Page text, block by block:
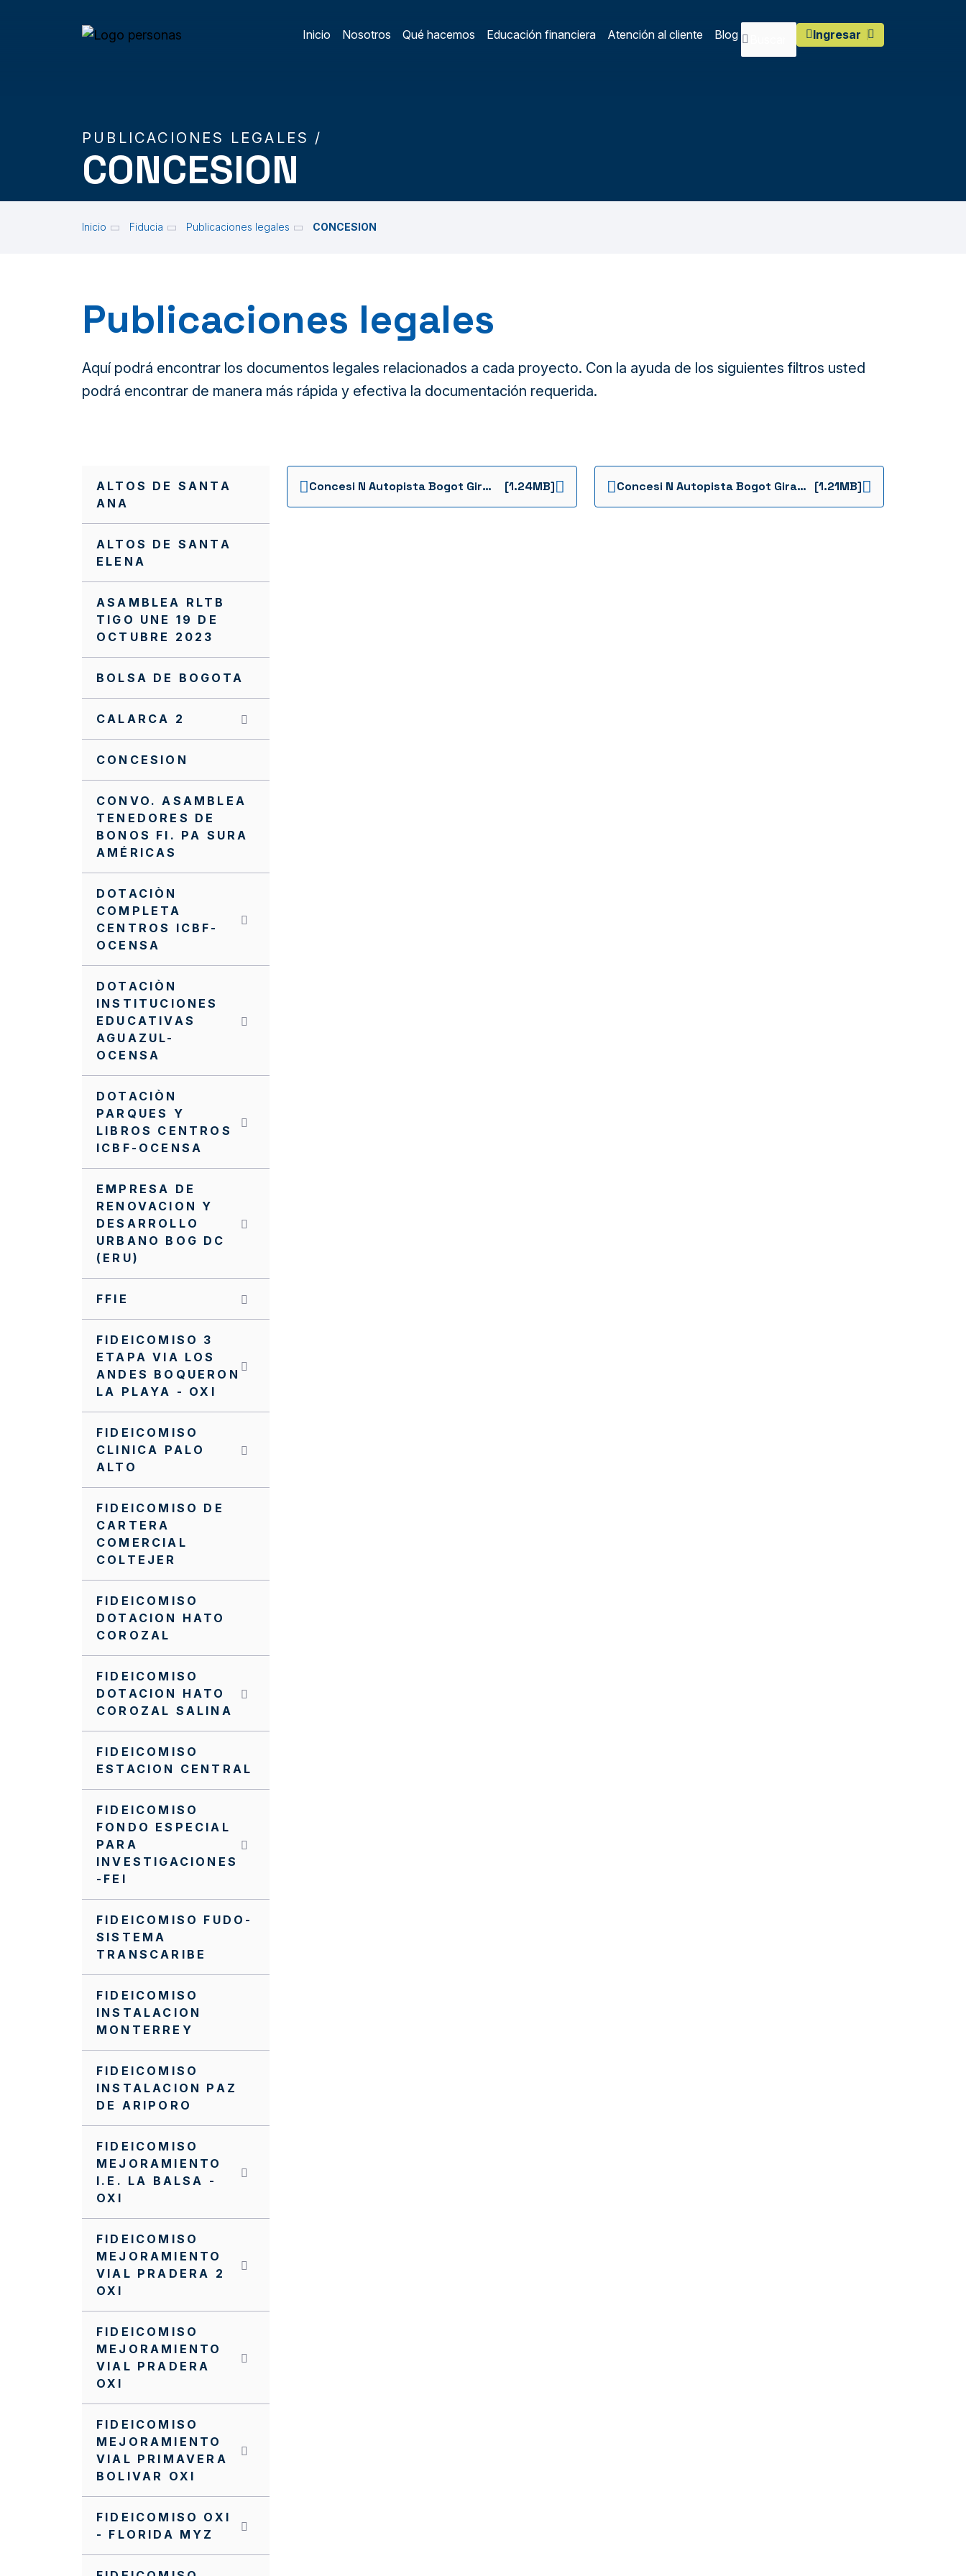
Main Menu
Inicio Nosotros Qué hacemos Educación financiera Atención al cliente Blog Ingresar
PUBLICACIONES LEGALES /
CONCESION
Inicio Fiducia Publicaciones legales CONCESION
Publicaciones legales
Aquí podrá encontrar los documentos legales relacionados a cada proyecto. Con la ayuda de los siguientes filtros usted
podrá encontrar de manera más rápida y efectiva la documentación requerida.
ALTOS DE SANTA
ANA
ALTOS DE SANTA
ELENA
ASAMBLEA RLTB
TIGO UNE 19 DE
OCTUBRE 2023
BOLSA DE BOGOTA
CALARCA 2
CONCESION
CONVO. ASAMBLEA
TENEDORES DE
BONOS FI. PA SURA
AMÉRICAS
DOTACIÒN
COMPLETA
CENTROS ICBF-
OCENSA
DOTACIÒN
INSTITUCIONES
EDUCATIVAS
AGUAZUL-
OCENSA
DOTACIÒN
PARQUES Y
LIBROS CENTROS
ICBF-OCENSA
EMPRESA DE
RENOVACION Y
DESARROLLO
URBANO BOG DC
(ERU)
FFIE
FIDEICOMISO 3
ETAPA VIA LOS
ANDES BOQUERON
LA PLAYA - OXI
FIDEICOMISO
CLINICA PALO
ALTO
FIDEICOMISO DE
CARTERA
COMERCIAL
COLTEJER
FIDEICOMISO
DOTACION HATO
COROZAL
FIDEICOMISO
DOTACION HATO
COROZAL SALINA
FIDEICOMISO
ESTACION CENTRAL
FIDEICOMISO
FONDO ESPECIAL
PARA
INVESTIGACIONES
-FEI
FIDEICOMISO FUDO-
SISTEMA
TRANSCARIBE
FIDEICOMISO
INSTALACION
MONTERREY
FIDEICOMISO
INSTALACION PAZ
DE ARIPORO
FIDEICOMISO
MEJORAMIENTO
I.E. LA BALSA -
OXI
FIDEICOMISO
MEJORAMIENTO
VIAL PRADERA 2
OXI
FIDEICOMISO
MEJORAMIENTO
VIAL PRADERA
OXI
FIDEICOMISO
MEJORAMIENTO
VIAL PRIMAVERA
BOLIVAR OXI
FIDEICOMISO OXI
- FLORIDA MYZ
Concesi N Autopista Bogot Girardot [1.24MB] Concesi N Autopista Bogot Girardot Informe De Seguimiento Financiero 27 De Enero De 2015 [1.21MB]